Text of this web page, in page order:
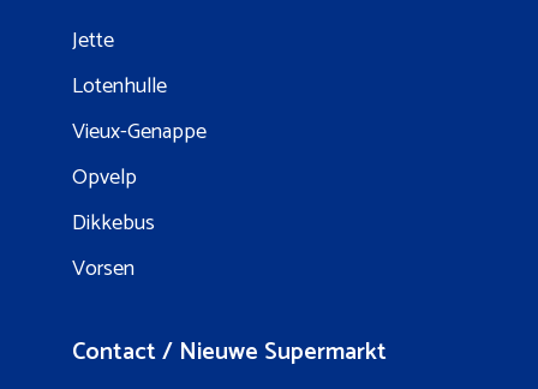
Jette
Lotenhulle
Vieux-Genappe
Opvelp
Dikkebus
Vorsen
Contact / Nieuwe Supermarkt